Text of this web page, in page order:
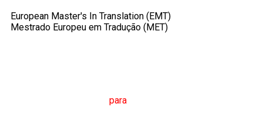
European Master's In Translation (EMT)
Mestrado Europeu em Tradução (MET)
para